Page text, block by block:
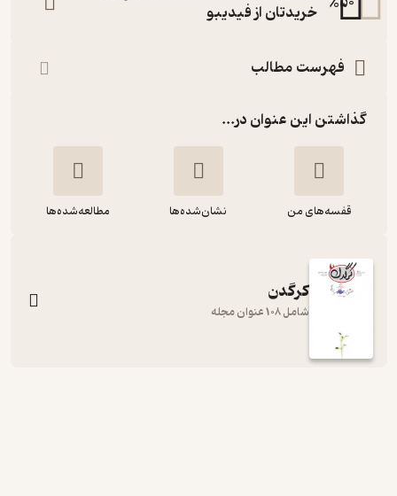
خریدتان از فیدیبو
فهرست مطالب
گذاشتن این عنوان در...
قفسه‌های من نشان‌شده‌ها مطالعه‌شده‌ها
کرگدن
شامل 108 عنوان مجله